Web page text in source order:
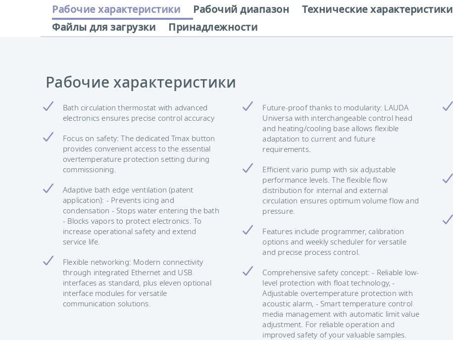
Рабочие характеристики Рабочий диапазон Технические характеристики
Файлы для загрузки
Принадлежности
Рабочие характеристики
Bath circulation thermostat with advanced
electronics ensures precise control accuracy
Focus on safety: The dedicated Tmax button
provides convenient access to the essential
overtemperature protection setting during
commissioning.
Adaptive bath edge ventilation (patent
application): - Prevents icing and
condensation - Stops water entering the bath
- Blocks vapors to protect electronics. To
increase operational safety and extend
service life.
Flexible networking: Modern connectivity
through integrated Ethernet and USB
interfaces as standard, plus eleven optional
interface modules for versatile
communication solutions.
Future-proof thanks to modularity: LAUDA
Universa with interchangeable control head
and heating/cooling base allows flexible
adaptation to current and future
requirements.
Efficient vario pump with six adjustable
performance levels. The flexible flow
distribution for internal and external
circulation ensures optimum volume flow and
pressure.
Features include programmer, calibration
options and weekly scheduler for versatile
and precise process control.
Comprehensive safety concept: - Reliable low-
level protection with float technology, -
Adjustable overtemperature protection with
acoustic alarm, - Smart temperature control
media management with automatic limit value
adjustment. For reliable operation and
improved safety of your valuable samples.